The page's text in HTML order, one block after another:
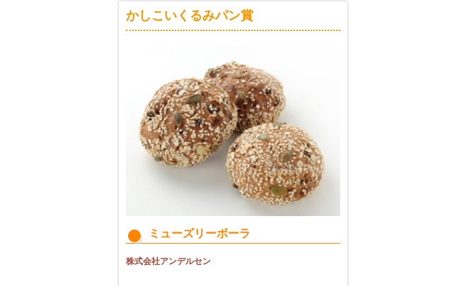
かしこいくるみパン賞
ミューズリーボーラ
株式会社アンデルセン